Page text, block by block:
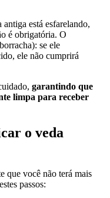
está esfarelando,
é obrigatória. O
se ele
ele não cumprirá
garantindo que
limpa para receber
o veda
que você não terá mais
passos: